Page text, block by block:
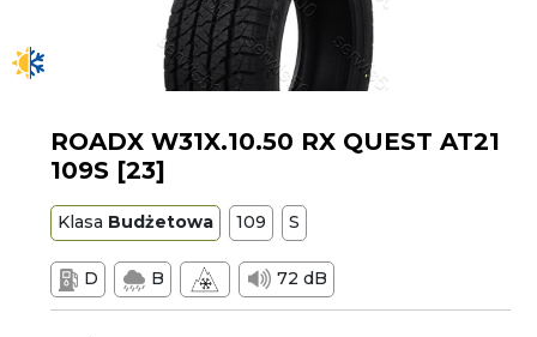
ROADX W31X.10.50 RX QUEST AT21
109S [23]
Klasa Budżetowa 109 S
D B 72 dB